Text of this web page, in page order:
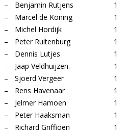
–
Benjamin Rutjens 1
–
Marcel de Koning 1
–
Michel Hordijk 1
–
Peter Ruitenburg 1
–
Dennis Lutjes 1
–
Jaap Veldhuijzen. 1
–
Sjoerd Vergeer 1
–
Rens Havenaar 1
–
Jelmer Hamoen 1
–
Peter Haaksman 1
–
Richard Griffioen 1